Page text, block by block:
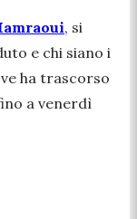
, si
e chi siano i
ha trascorso
a venerdì